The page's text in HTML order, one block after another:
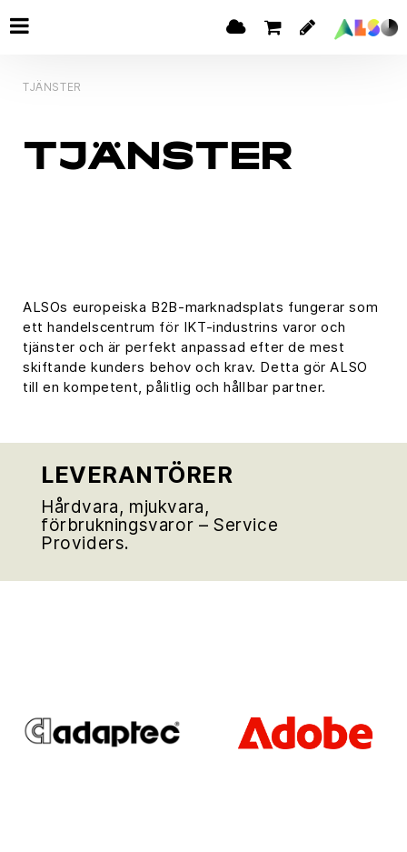
TJÄNSTER
TJÄNSTER
ALSOs europeiska B2B-marknadsplats fungerar som
ett handelscentrum för IKT-industrins varor och
tjänster och är perfekt anpassad efter de mest
skiftande kunders behov och krav. Detta gör ALSO
till en kompetent, pålitlig och hållbar partner.
LEVERANTÖRER
Hårdvara, mjukvara,
förbrukningsvaror – Service
Providers.